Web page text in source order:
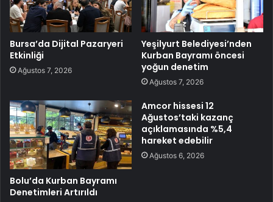
Bursa’da Dijital Pazaryeri
Etkinliği
Ağustos 7, 2026
Yeşilyurt Belediyesi’nden
Kurban Bayramı öncesi
yoğun denetim
Ağustos 7, 2026
Bolu’da Kurban Bayramı
Denetimleri Artırıldı
Amcor hissesi 12
Ağustos’taki kazanç
açıklamasında %5,4
hareket edebilir
Ağustos 6, 2026